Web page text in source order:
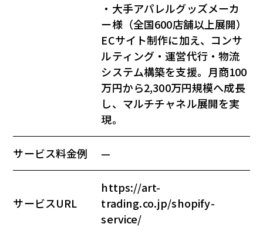
・大手アパレルグッズメーカ
ー様（全国600店舗以上展開）
ECサイト制作に加え、コンサ
ルティング・運営代行・物流
システム構築を支援。月商100
万円から2,300万円規模へ成長
し、マルチチャネル展開を実
現。
サービス料金例 —
サービスURL
https://art-
trading.co.jp/shopify-
service/